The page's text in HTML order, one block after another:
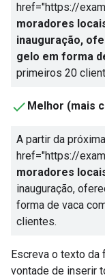
href="https://
moradores
inauguração,
gelo em forma
primeiros 20
Melhor (mais
A partir da
href="https://
moradores
inauguração,
forma de vaca
clientes.
Escreva o texto
vontade de inserir